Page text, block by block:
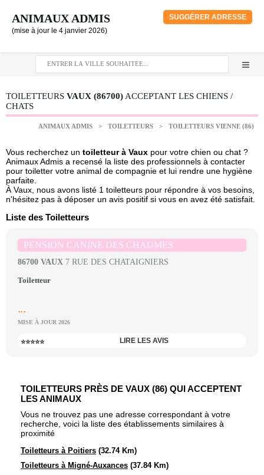
ANIMAUX ADMIS
(mise à jour le 4 janvier 2026)
SUGGÉRER ADRESSE
TOILETTEURS VAUX (86700) ACCEPTANT LES CHIENS /
CHATS
ANIMAUX ADMIS > TOILETTEURS > TOILETTEURS VIENNE (86)
Vous recherchez un toiletteur à Vaux pour votre chien ou chat ?
Animaux Admis a recensé la liste des professionnels à contacter
pour toiletter votre animal de compagnie et lui rendre une hygiène
parfaite.
À Vaux, nous avons listé 1 toiletteurs pour répondre à vos besoins,
n'hésitez pas à déposer un avis positif si vous en avez été satisfait.
Liste des Toiletteurs
PENSION CANINE DES CHAUMES
86700 VAUX 7 RUE DES CHATAIGNIERS
Toiletteur
...
MISE À JOUR 2026
⭐⭐⭐⭐⭐ LIRE LES AVIS
TOILETTEURS PRÈS DE VAUX (86) QUI ACCEPTENT
LES ANIMAUX
Vous ne trouvez pas une adresse correspondant à votre
recherche, voici la liste des établissements similaires à
proximité
Toiletteurs à Poitiers (32.74 Km)
Toiletteurs à Migné-Auxances (37.84 Km)